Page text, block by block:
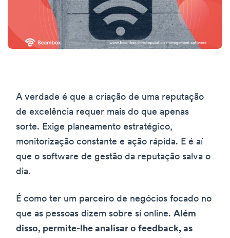
A verdade é que a criação de uma reputação
de excelência requer mais do que apenas
sorte. Exige planeamento estratégico,
monitorização constante e ação rápida. E é aí
que o software de gestão da reputação salva o
dia.
É como ter um parceiro de negócios focado no
que as pessoas dizem sobre si online. Além
disso, permite-lhe analisar o feedback, as